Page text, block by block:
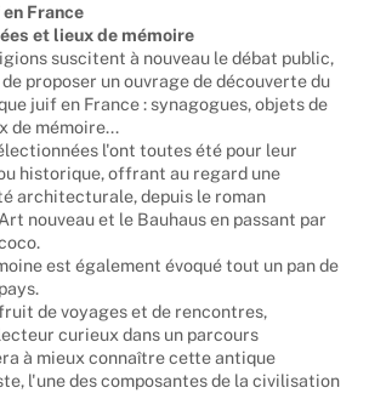
France
et lieux de mémoire
suscitent à nouveau le débat public,
proposer un ouvrage de découverte du
juif en France : synagogues, objets de
de mémoire...
l'ont toutes été pour leur
historique, offrant au regard une
architecturale, depuis le roman
nouveau et le Bauhaus en passant par
est également évoqué tout un pan de
de voyages et de rencontres,
curieux dans un parcours
à mieux connaître cette antique
l'une des composantes de la civilisation